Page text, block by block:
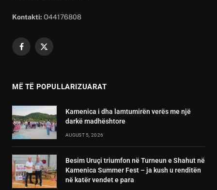
Kontakti: O44176808
Facebook
X
MË TË POPULLARIZUARAT
Kamenica i dha lamtumirën verës me një
darkë madhështore
AUGUST 5, 2026
Besim Uruçi triumfon në Turneun e Shahut në
Kamenica Summer Fest – ja kush u renditën
në katër vendet e para